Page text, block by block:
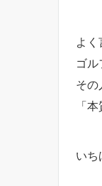
よく
ゴル
その
「
いち